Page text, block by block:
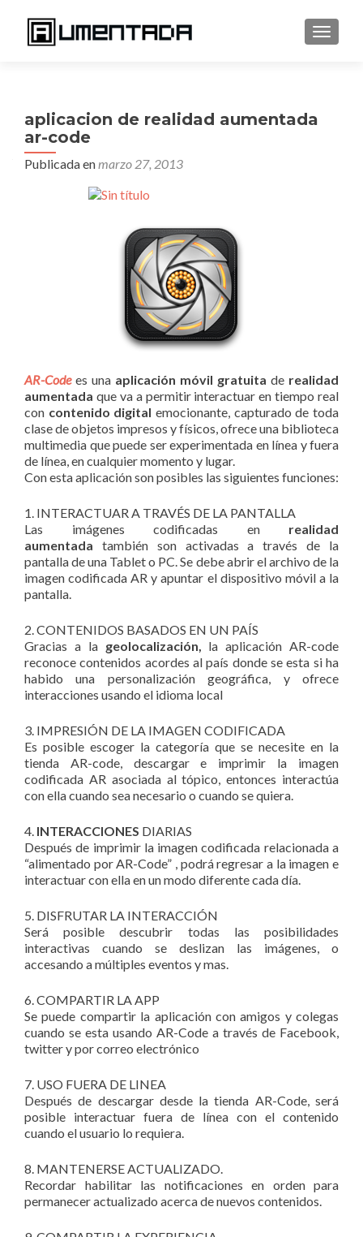
aplicacion de realidad aumentada
ar-code
Publicada enmarzo 27, 2013
AR-Codees una aplicación móvil gratuita de realidad
aumentada que va a permitir interactuar en tiempo real
con contenido digital emocionante, capturado de toda
clase de objetos impresos y físicos, ofrece una biblioteca
multimedia que puede ser experimentada en línea y fuera
de línea, en cualquier momento y lugar.
Con esta aplicación son posibles las siguientes funciones:
1. INTERACTUAR A TRAVÉS DE LA PANTALLA
Las imágenes codificadas en realidad
aumentada también son activadas a través de la
pantalla de una Tablet o PC. Se debe abrir el archivo de la
imagen codificada AR y apuntar el dispositivo móvil a la
pantalla.
2. CONTENIDOS BASADOS EN UN PAÍS
Gracias a la geolocalización, la aplicación AR-code
reconoce contenidos acordes al país donde se esta si ha
habido una personalización geográfica, y ofrece
interacciones usando el idioma local
3. IMPRESIÓN DE LA IMAGEN CODIFICADA
Es posible escoger la categoría que se necesite en la
tienda AR-code, descargar e imprimir la imagen
codificada AR asociada al tópico, entonces interactúa
con ella cuando sea necesario o cuando se quiera.
4. INTERACCIONES DIARIAS
Después de imprimir la imagen codificada relacionada a
“alimentado por AR-Code” , podrá regresar a la imagen e
interactuar con ella en un modo diferente cada día.
5. DISFRUTAR LA INTERACCIÓN
Será posible descubrir todas las posibilidades
interactivas cuando se deslizan las imágenes, o
accesando a múltiples eventos y mas.
6. COMPARTIR LA APP
Se puede compartir la aplicación con amigos y colegas
cuando se esta usando AR-Code a través de Facebook,
twitter y por correo electrónico
7. USO FUERA DE LINEA
Después de descargar desde la tienda AR-Code, será
posible interactuar fuera de línea con el contenido
cuando el usuario lo requiera.
8. MANTENERSE ACTUALIZADO.
Recordar habilitar las notificaciones en orden para
permanecer actualizado acerca de nuevos contenidos.